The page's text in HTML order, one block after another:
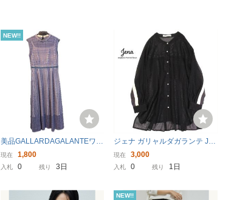
NEW!!
美品GALLARDAGALANTEワン
ピースパープルレース編みシー
スルーロングフレア刺繍清楚
現在 1,800
入札 0 残り 3日
ジェナ ガリャルダガランテ Jen
a バックテープ メッシュ カー
ディガン 羽織 シャツ FREE
現在 3,000
入札 0 残り 1日
NEW!!